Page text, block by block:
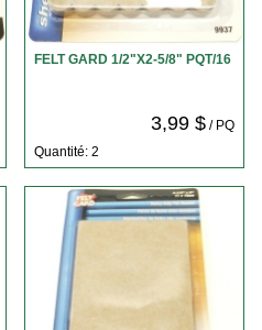
FELT GARD 1/2"X2-5/8" PQT/16
3,99 $/ PQ
Quantité: 2